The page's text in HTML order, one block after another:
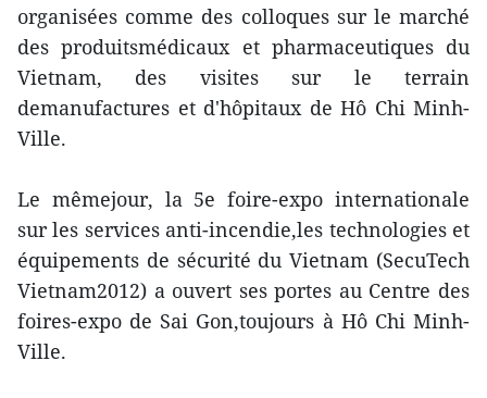
organisées comme des colloques sur le marché
des produitsmédicaux et pharmaceutiques du
Vietnam, des visites sur le terrain
demanufactures et d'hôpitaux de Hô Chi Minh-
Ville.
Le mêmejour, la 5e foire-expo internationale
sur les services anti-incendie,les technologies et
équipements de sécurité du Vietnam (SecuTech
Vietnam2012) a ouvert ses portes au Centre des
foires-expo de Sai Gon,toujours à Hô Chi Minh-
Ville.